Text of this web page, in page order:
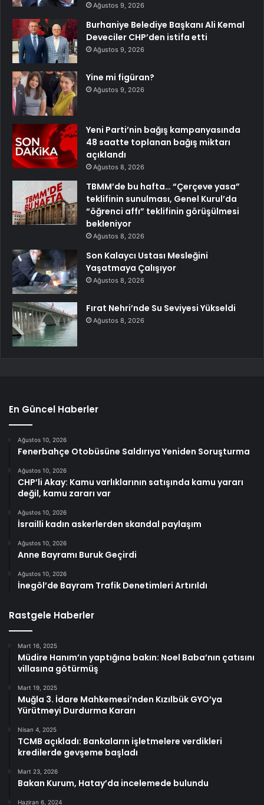
Ağustos 9, 2026
Burhaniye Belediye Başkanı Ali Kemal
Deveciler CHP’den istifa etti
Ağustos 9, 2026
Yine mi figüran?
Ağustos 9, 2026
Yeni Parti’nin bağış kampanyasında
48 saatte toplanan bağış miktarı
açıklandı
Ağustos 8, 2026
TBMM’de bu hafta… “Çerçeve yasa”
teklifinin sunulması, Genel Kurul’da
“öğrenci affı” teklifinin görüşülmesi
bekleniyor
Ağustos 8, 2026
Son Kalaycı Ustası Mesleğini
Yaşatmaya Çalışıyor
Ağustos 8, 2026
Fırat Nehri’nde Su Seviyesi Yükseldi
Ağustos 8, 2026
En Güncel Haberler
Ağustos 10, 2026
Fenerbahçe Otobüsüne Saldırıya Yeniden Soruşturma
Ağustos 10, 2026
CHP’li Akay: Kamu varlıklarının satışında kamu yararı
değil, kamu zararı var
Ağustos 10, 2026
İsrailli kadın askerlerden skandal paylaşım
Ağustos 10, 2026
Anne Bayramı Buruk Geçirdi
Ağustos 10, 2026
İnegöl’de Bayram Trafik Denetimleri Artırıldı
Rastgele Haberler
Mart 16, 2025
Müdire Hanım’ın yaptığına bakın: Noel Baba’nın çatısını
villasına götürmüş
Mart 19, 2025
Muğla 3. İdare Mahkemesi’nden Kızılbük GYO’ya
Yürütmeyi Durdurma Kararı
Nisan 4, 2025
TCMB açıkladı: Bankaların işletmelere verdikleri
kredilerde gevşeme başladı
Mart 23, 2026
Bakan Kurum, Hatay’da incelemede bulundu
Haziran 6, 2024